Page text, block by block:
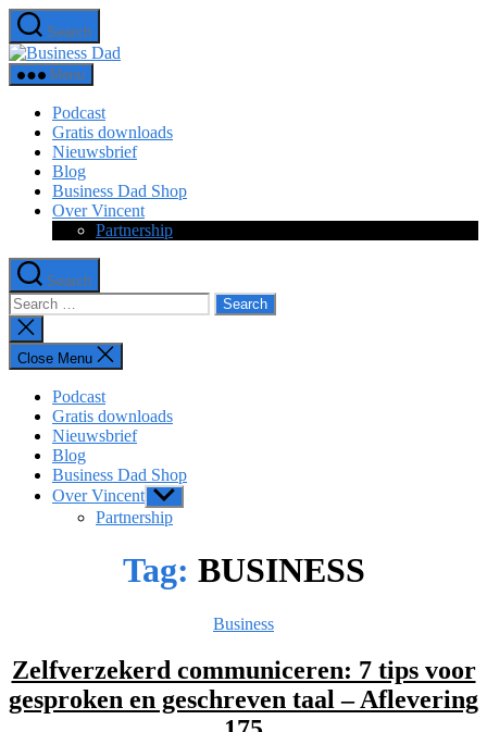
Skip
to
the
content
Search
Menu
Podcast
Gratis downloads
Nieuwsbrief
Blog
Business Dad Shop
Over Vincent
Partnership
Search
Search
for:
Close
search
Close Menu
Podcast
Gratis downloads
Nieuwsbrief
Blog
Business Dad Shop
Over Vincent Show
sub
menu
Partnership
Tag: BUSINESS
Categories
Business
Zelfverzekerd communiceren: 7 tips voor
gesproken en geschreven taal – Aflevering